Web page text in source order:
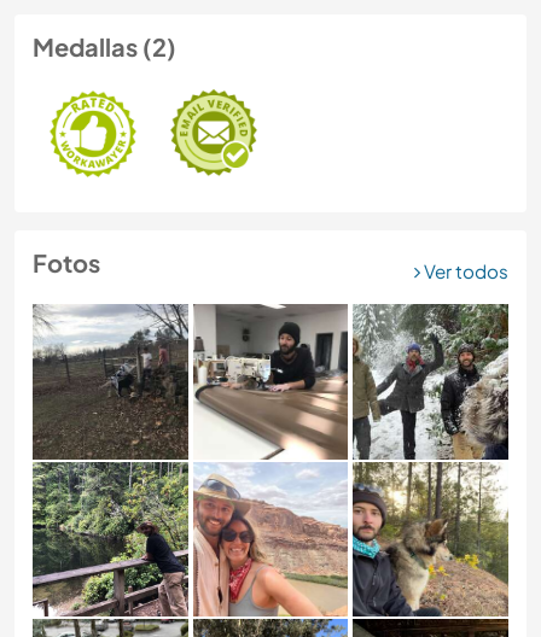
Medallas (2)
Fotos Ver todos